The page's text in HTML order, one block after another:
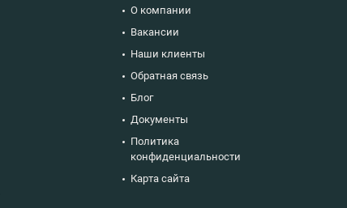
О компании
Вакансии
Наши клиенты
Обратная связь
Блог
Документы
Политика
конфиденциальности
Карта сайта